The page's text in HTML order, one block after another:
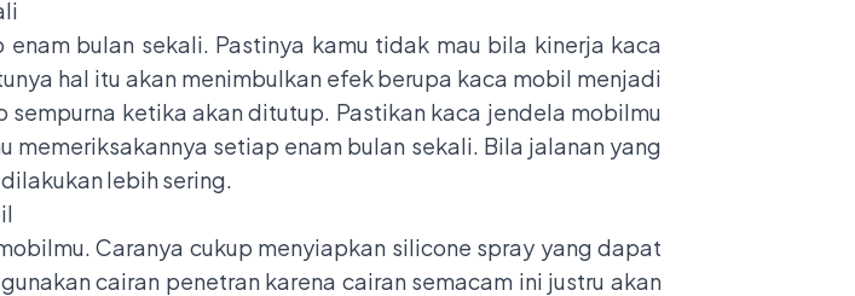
bulan sekali. Pastinya kamu tidak mau bila kinerja kaca
hal itu akan menimbulkan efek berupa kaca mobil menjadi
ketika akan ditutup. Pastikan kaca jendela mobilmu
setiap enam bulan sekali. Bila jalanan yang
lebih sering.
Caranya cukup menyiapkan silicone spray yang dapat
cairan penetran karena cairan semacam ini justru akan